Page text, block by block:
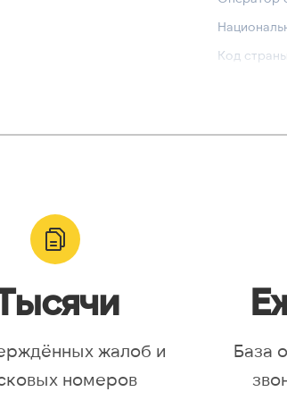
Код
Asia/Yekaterinburg,
Moscow, Europe/Samara
Валидный
жалоб и
номеров
База